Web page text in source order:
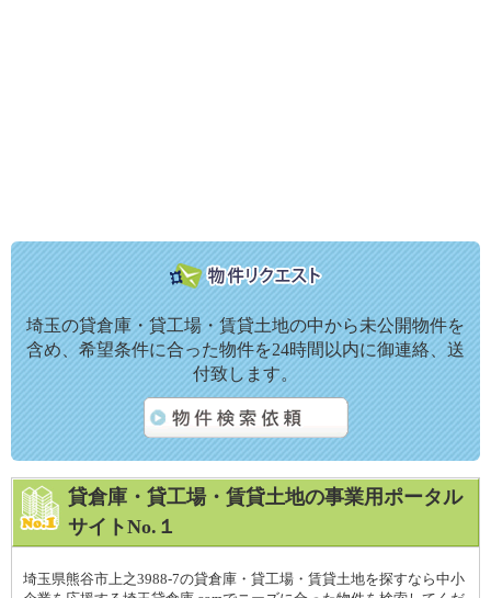
埼玉の貸倉庫・貸工場・賃貸土地の中から未公開物件を
含め、希望条件に合った物件を24時間以内に御連絡、送
付致します。
貸倉庫・貸工場・賃貸土地の事業用ポータル
サイトNo.１
埼玉県熊谷市上之3988-7の貸倉庫・貸工場・賃貸土地を探すなら中小